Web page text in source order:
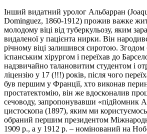
Інший видатний уролог Альбарран
Dominguez, 1860-1912) прожив важке
молодому віці від туберкульозу, яким
видаленої у пацієнта нирки. Він
річному віці залишився сиротою.
іспанським хірургом і переїхав до
надзвичайно талановитим студентом і
ліцензію у 17 (!!!) років, після чого
був першим у Франції, хто виконав
простатектомію, він же вдосконалив
сечоводу, запропонувавши «підйомник
цистоскопа (1897), яким ми
обраний першим президентом
1909 р., а у 1912 р. – номінований на